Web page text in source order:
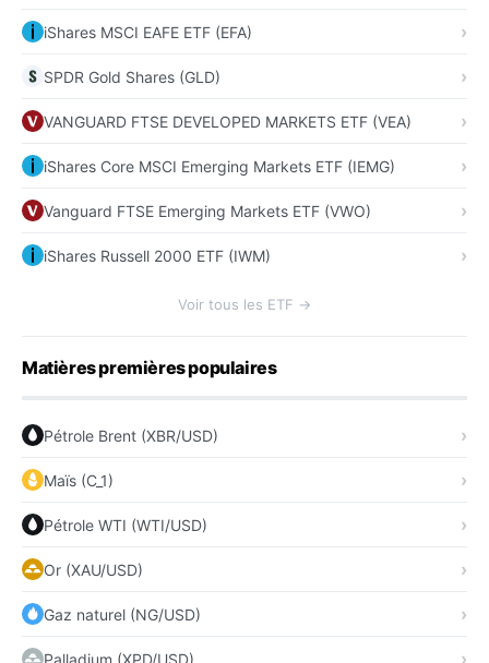
iShares MSCI EAFE ETF (EFA)
SPDR Gold Shares (GLD)
VANGUARD FTSE DEVELOPED MARKETS ETF (VEA)
iShares Core MSCI Emerging Markets ETF (IEMG)
Vanguard FTSE Emerging Markets ETF (VWO)
iShares Russell 2000 ETF (IWM)
Voir tous les ETF →
Matières premières populaires
Pétrole Brent (XBR/USD)
Maïs (C_1)
Pétrole WTI (WTI/USD)
Or (XAU/USD)
Gaz naturel (NG/USD)
Palladium (XPD/USD)